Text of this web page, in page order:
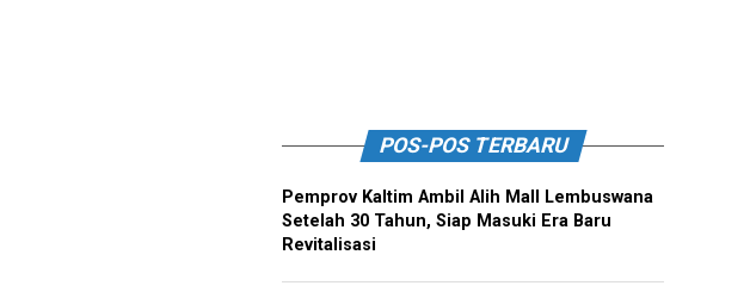
POS-POS TERBARU
Pemprov Kaltim Ambil Alih Mall Lembuswana
Setelah 30 Tahun, Siap Masuki Era Baru
Revitalisasi